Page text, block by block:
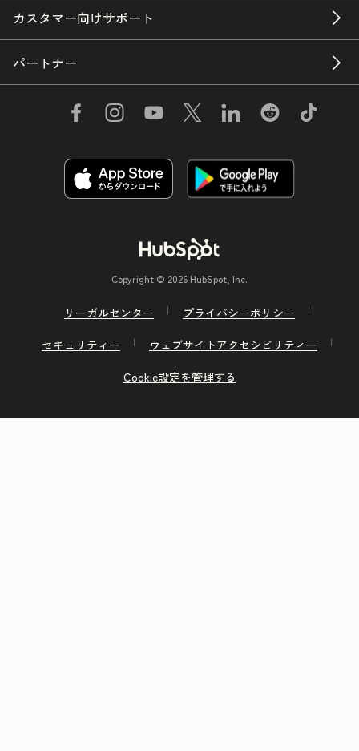
カスタマー向けサポート
パートナー
Copyright © 2026 HubSpot, Inc.
リーガルセンター
プライバシーポリシー
セキュリティー
ウェブサイトアクセシビリティー
Cookie設定を管理する